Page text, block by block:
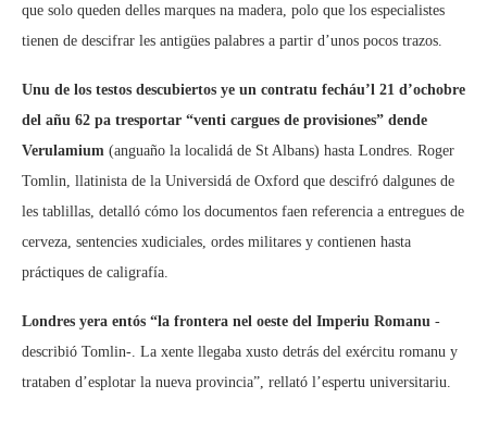
que solo queden delles marques na madera, polo que los especialistes
tienen de descifrar les antigües palabres a partir d’unos pocos trazos.
Unu de los testos descubiertos ye un contratu fecháu’l 21 d’ochobre
del añu 62 pa tresportar “venti cargues de provisiones” dende
Verulamium (anguaño la localidá de St Albans) hasta Londres. Roger
Tomlin, llatinista de la Universidá de Oxford que descifró dalgunes de
les tablillas, detalló cómo los documentos faen referencia a entregues de
cerveza, sentencies xudiciales, ordes militares y contienen hasta
práctiques de caligrafía.
Londres yera entós “la frontera nel oeste del Imperiu Romanu -
describió Tomlin-. La xente llegaba xusto detrás del exércitu romanu y
trataben d’esplotar la nueva provincia”, rellató l’espertu universitariu.